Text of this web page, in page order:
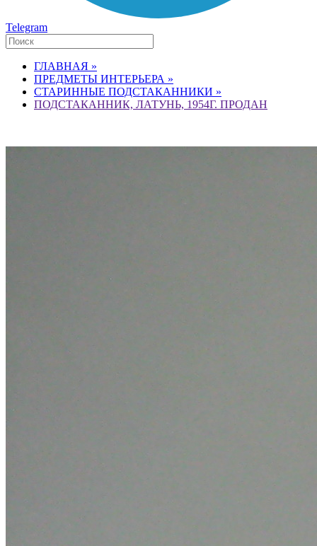
Telegram
ГЛАВНАЯ »
ПРЕДМЕТЫ ИНТЕРЬЕРА »
СТАРИННЫЕ ПОДСТАКАННИКИ »
ПОДСТАКАННИК, ЛАТУНЬ, 1954Г. ПРОДАН